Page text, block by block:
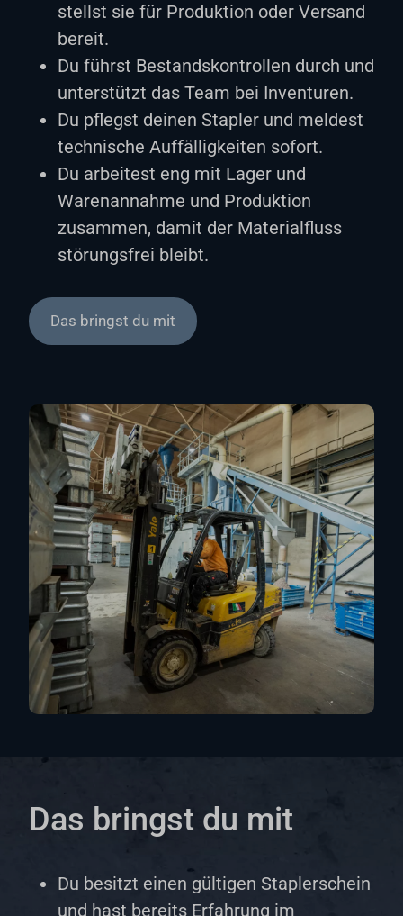
stellst sie für Produktion oder Versand
bereit.
Du führst Bestandskontrollen durch und
unterstützt das Team bei Inventuren.
Du pflegst deinen Stapler und meldest
technische Auffälligkeiten sofort.
Du arbeitest eng mit Lager und
Warenannahme und Produktion
zusammen, damit der Materialfluss
störungsfrei bleibt.
Das bringst du mit
Das bringst du mit
Du besitzt einen gültigen Staplerschein
und hast bereits Erfahrung im